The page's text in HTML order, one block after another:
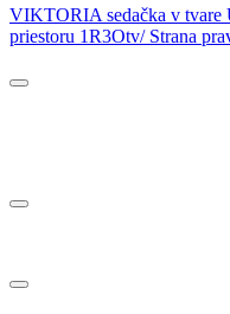
VIKTORIA sedačka v tvare
priestoru 1R3Otv/ Strana